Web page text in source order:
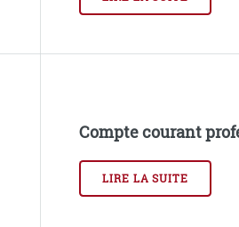
Compte courant
LIRE LA SUITE